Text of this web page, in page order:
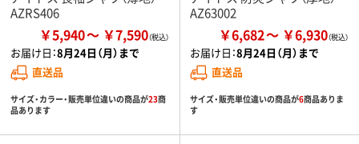
AZRS406
￥5,940 ￥7,590
お届け日：8月24日（月）まで
直送品
サイズ・カラー・販売単位違いの商品が23商
品あります
AZ63002
￥6,682 ￥6,930
お届け日：8月24日（月）まで
直送品
サイズ・販売単位違いの商品が6商品ありま
す